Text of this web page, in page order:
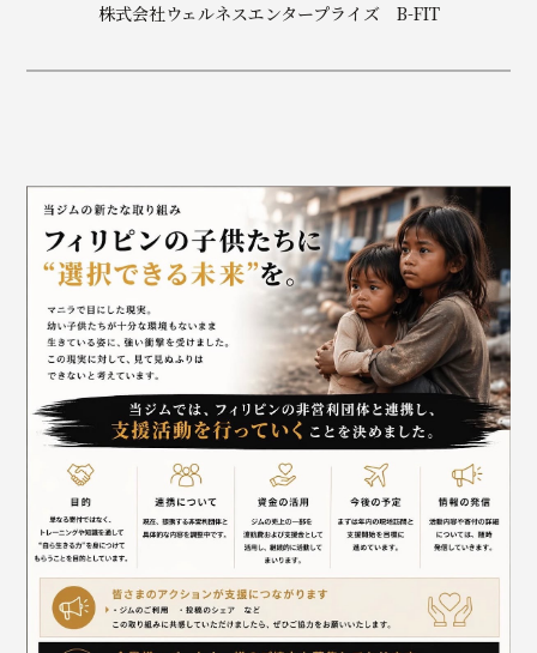
株式会社ウェルネスエンタープライズ B-FIT